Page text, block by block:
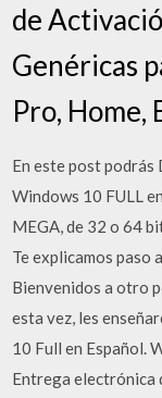
de
Genéricas
Pro, Home,
En este post podrás
Windows 10 FULL
MEGA, de 32 o 64
Te explicamos paso
Bienvenidos a otro
esta vez, les
10 Full en Español.
Entrega electrónica